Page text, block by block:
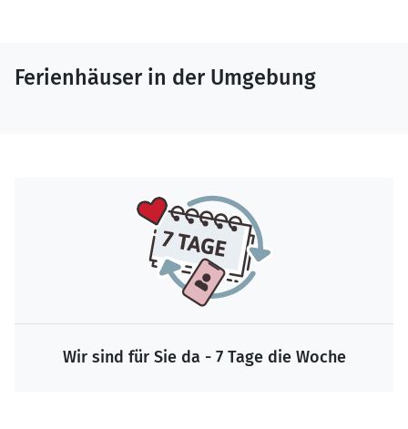
Ferienhäuser in der Umgebung
Wir sind für Sie da - 7 Tage die Woche